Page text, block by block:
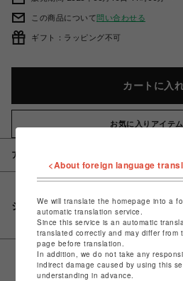
この商品について問い合わせる
ギフト：ラッピング不可
カートに入
お気に入りアイテ
アイテム説明 / 素材
シェアする
<About foreign language
We will translate the homepage into a
automatic translation service.
Since this service is an automatic
translated correctly and may differ
page before translation.
In addition, we do not take any
indirect damage caused by using this
understanding in advance.